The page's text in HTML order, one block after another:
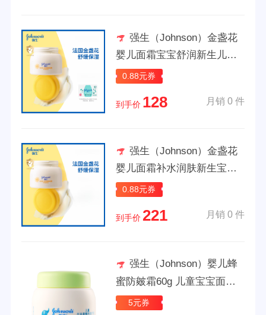
强生（Johnson）金盏花
婴儿面霜宝宝舒润新生儿童
滋润冰沙霜 【夏日水感清
0.88元券
到手价 128 月销 0 件
强生（Johnson）金盏花
婴儿面霜补水润肤新生宝宝
专用 【夏日水感清润】婴儿
0.88元券
到手价 221 月销 0 件
强生（Johnson）婴儿蜂
蜜防皴霜60g 儿童宝宝面霜
滋润补水保湿润肤霜秋冬护
5元券